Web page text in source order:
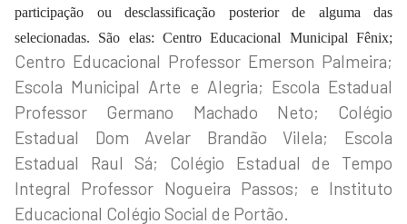
participação ou desclassificação posterior de alguma das
selecionadas. São elas: Centro Educacional Municipal Fênix;
Centro Educacional Professor Emerson Palmeira;
Escola Municipal Arte e Alegria; Escola Estadual
Professor Germano Machado Neto; Colégio
Estadual Dom Avelar Brandão Vilela; Escola
Estadual Raul Sá; Colégio Estadual de Tempo
Integral Professor Nogueira Passos; e Instituto
Educacional Colégio Social de Portão.